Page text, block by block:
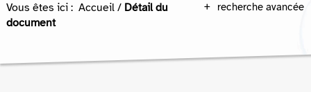
recherche avancée
Vous êtes ici : Accueil / Détail du
document